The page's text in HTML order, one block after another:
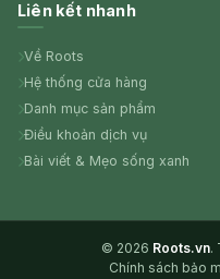
Liên kết nhanh
Về Roots
Hệ thống cửa hàng
Danh mục sản phẩm
Điều khoản dịch vụ
Bài viết & Mẹo sống xanh
© 2026 Roots.vn.
Chính sách bảo